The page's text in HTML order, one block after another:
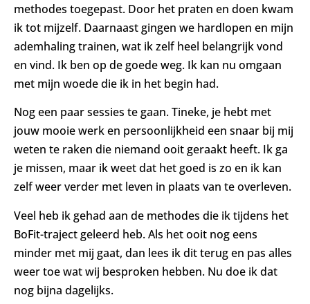
methodes toegepast. Door het praten en doen kwam
ik tot mijzelf. Daarnaast gingen we hardlopen en mijn
ademhaling trainen, wat ik zelf heel belangrijk vond
en vind. Ik ben op de goede weg. Ik kan nu omgaan
met mijn woede die ik in het begin had.
Nog een paar sessies te gaan. Tineke, je hebt met
jouw mooie werk en persoonlijkheid een snaar bij mij
weten te raken die niemand ooit geraakt heeft. Ik ga
je missen, maar ik weet dat het goed is zo en ik kan
zelf weer verder met leven in plaats van te overleven.
Veel heb ik gehad aan de methodes die ik tijdens het
BoFit-traject geleerd heb. Als het ooit nog eens
minder met mij gaat, dan lees ik dit terug en pas alles
weer toe wat wij besproken hebben. Nu doe ik dat
nog bijna dagelijks.